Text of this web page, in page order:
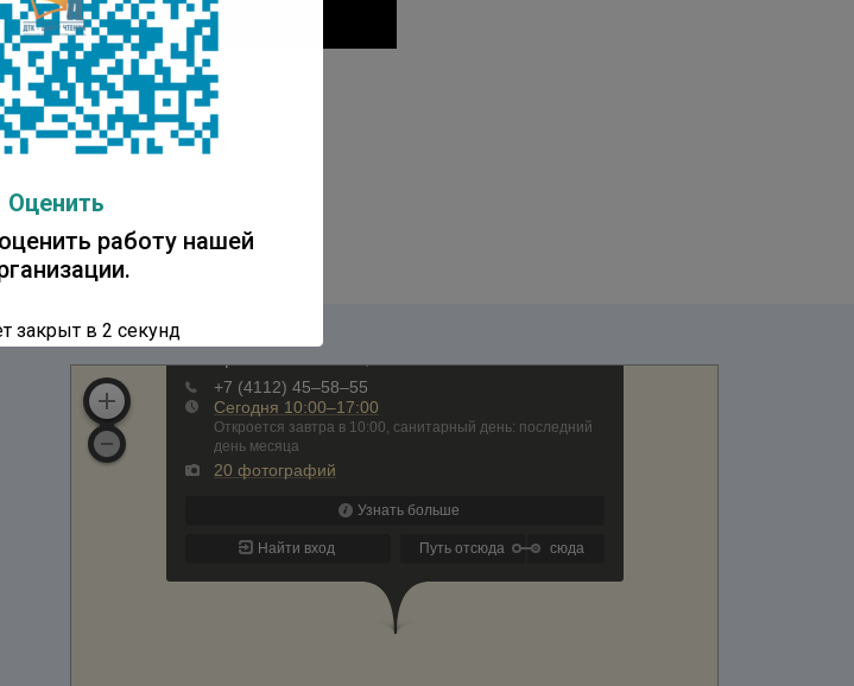
публикация?
первым.
Оценить
работу нашей
закрыт в 2 секунд